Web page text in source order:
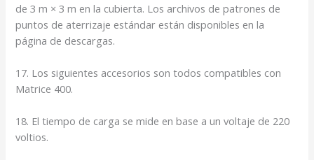
de 3 m × 3 m en la cubierta. Los archivos de patrones de
puntos de aterrizaje estándar están disponibles en la
página de descargas.
17. Los siguientes accesorios son todos compatibles con
Matrice 400.
18. El tiempo de carga se mide en base a un voltaje de 220
voltios.